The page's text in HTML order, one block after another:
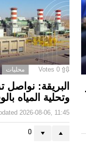
0
Votes محليات
البريقة: نواصل
وتحلية المياه
2026-08-06, 11:45 م
0